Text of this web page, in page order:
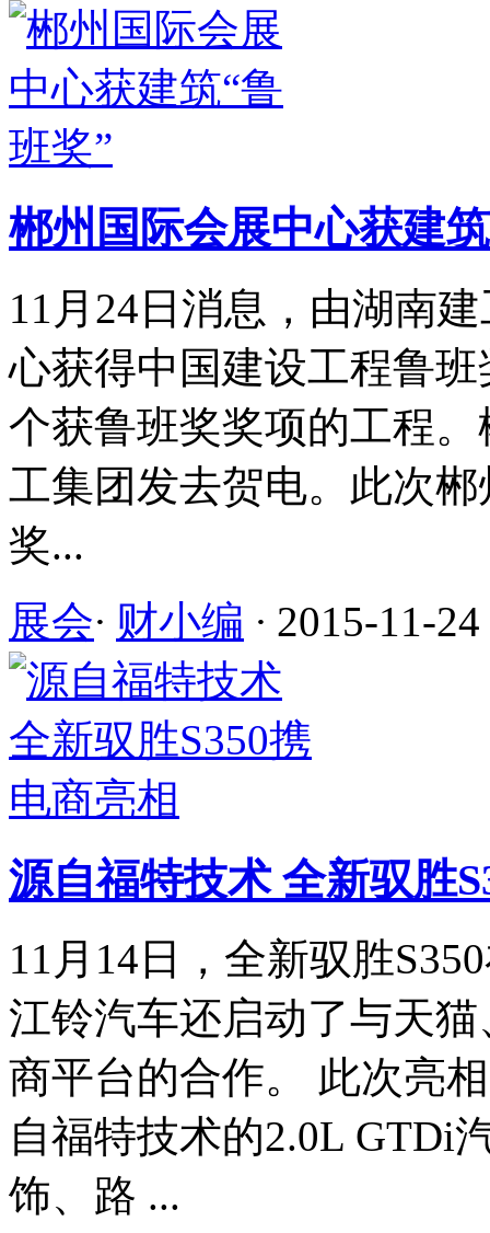
郴州国际会展中心获建
11月24日消息，由湖南
心获得中国建设工程鲁
个获鲁班奖奖项的工程
工集团发去贺电。此次
奖...
展会· 财小编 · 2015-11-
源自福特技术 全新驭胜
11月14日，全新驭胜
江铃汽车还启动了与天
商平台的合作。 此次亮
自福特技术的2.0L GTDi
饰、路 ...